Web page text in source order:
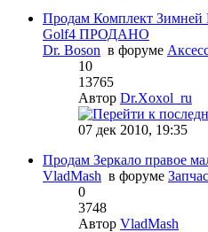
Продам Комплект
Golf4 ПРОДАНО
Dr. Boson в форуме
10
13765
Автор Dr.Xoxol_ru
07 дек 2010, 19:35
Продам Зеркало правое
VladMash в форуме
0
3748
Автор VladMash